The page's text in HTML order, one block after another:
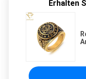
Erhalten